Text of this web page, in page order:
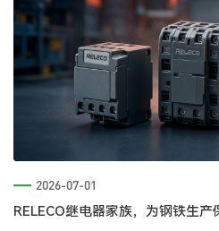
2026-07-01
RELECO继电器家族，为钢铁生产
立即提